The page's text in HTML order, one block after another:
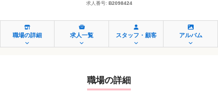
求人番号: B2098424
職場の詳細 求人一覧 スタッフ・顧客 アルバム
職場の詳細